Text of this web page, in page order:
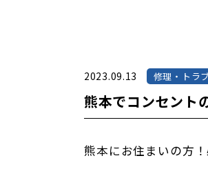
2023.09.13 修理・トラ
熊本でコンセント
熊本にお住まいの方